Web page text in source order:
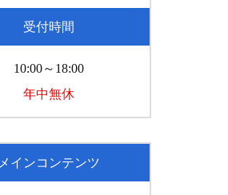
受付時間
10:00～18:00
年中無休
メインコンテンツ